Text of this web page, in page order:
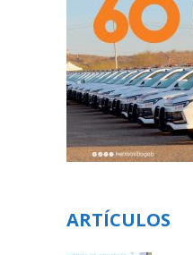
ARTÍCULOS